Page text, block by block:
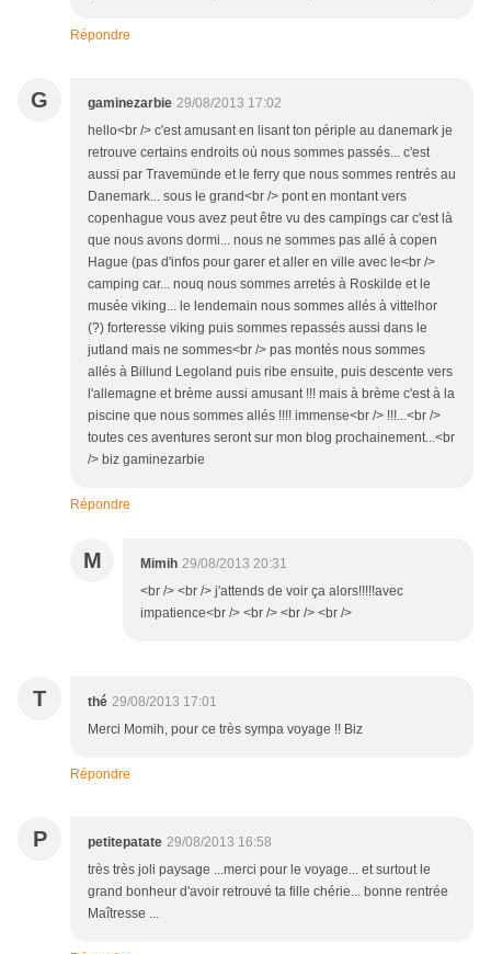
Répondre
G gaminezarbie 29/08/2013 17:02
hello<br /> c'est amusant en lisant ton périple au danemark je
retrouve certains endroits où nous sommes passés... c'est
aussi par Travemünde et le ferry que nous sommes rentrés au
Danemark... sous le grand<br /> pont en montant vers
copenhague vous avez peut être vu des campings car c'est là
que nous avons dormi... nous ne sommes pas allé à copen
Hague (pas d'infos pour garer et aller en ville avec le<br />
camping car... nouq nous sommes arretés à Roskilde et le
musée viking... le lendemain nous sommes allés à vittelhor
(?) forteresse viking puis sommes repassés aussi dans le
jutland mais ne sommes<br /> pas montés nous sommes
allés à Billund Legoland puis ribe ensuite, puis descente vers
l'allemagne et brème aussi amusant !!! mais à brème c'est à la
piscine que nous sommes allés !!!! immense<br /> !!!...<br />
toutes ces aventures seront sur mon blog prochainement...<br
/> biz gaminezarbie
Répondre
M Mimih 29/08/2013 20:31
<br /> <br /> j'attends de voir ça alors!!!!!avec
impatience<br /> <br /> <br /> <br />
T thé 29/08/2013 17:01
Merci Momih, pour ce très sympa voyage !! Biz
Répondre
P petitepatate 29/08/2013 16:58
très très joli paysage ...merci pour le voyage... et surtout le
grand bonheur d'avoir retrouvé ta fille chérie... bonne rentrée
Maîtresse ...